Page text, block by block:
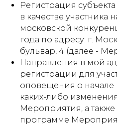
Регистрация
в качестве
московской
года по адресу: г.
бульвар, 4 (далее -
Направления в мой
регистрации для
оповещения о
каких-либо
Мероприятия, а
программе